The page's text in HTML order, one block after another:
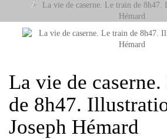
>
La vie de caserne. Le train de 8h47.
Hémard
La vie de
de 8h47.
Joseph Hémard